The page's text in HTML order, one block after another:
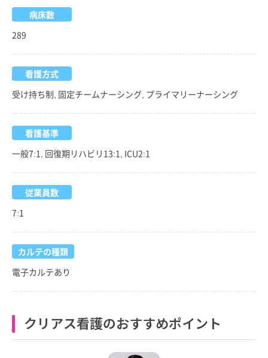
病床数
289
看護方式
受け持ち制, 固定チームナーシング, プライマリーナーシング
看護基準
一般7:1, 回復期リハビリ13:1, ICU2:1
従業員数
7:1
カルテの種類
電子カルテあり
クリアス看護のおすすめポイント